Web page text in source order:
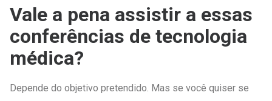
Vale a pena assistir a essas
conferências de tecnologia
médica?
Depende do objetivo pretendido. Mas se você quiser se